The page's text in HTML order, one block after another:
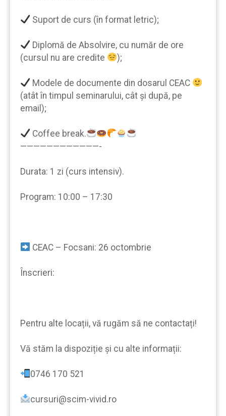
Suport de curs (în format letric);
Diplomă de Absolvire, cu număr de ore
(cursul nu are credite
);
Modele de documente din dosarul CEAC
(atât în timpul seminarului, cât şi după, pe
email);
Coffee break.
————————————-
Durata: 1 zi (curs intensiv).
Program: 10:00 – 17:30
CEAC – Focsani: 26 octombrie
Înscrieri:
Pentru alte locații, vă rugăm să ne contactați!
Vă stăm la dispoziție şi cu alte informații:
0746 170 521
cursuri@scim-vivid.ro